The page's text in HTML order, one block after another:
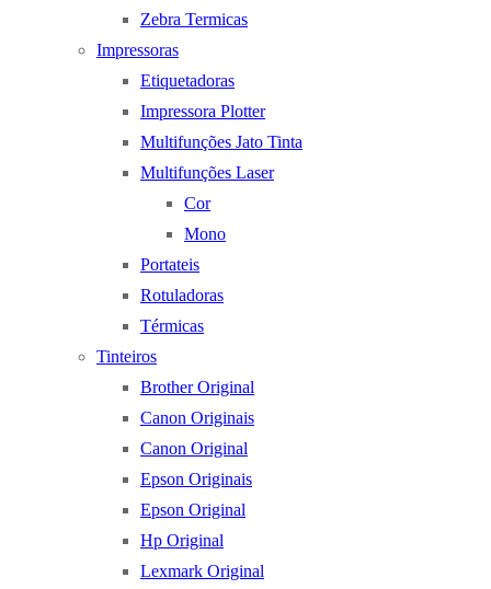
Zebra Termicas
Impressoras
Etiquetadoras
Impressora Plotter
Multifunções Jato Tinta
Multifunções Laser
Cor
Mono
Portateis
Rotuladoras
Térmicas
Tinteiros
Brother Original
Canon Originais
Canon Original
Epson Originais
Epson Original
Hp Original
Lexmark Original